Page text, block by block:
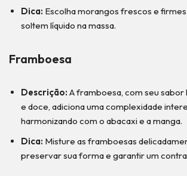
Dica: Escolha morangos frescos e
soltem líquido na massa.
Framboesa
Descrição: A framboesa, com seu
e doce, adiciona uma complexidade
harmonizando com o abacaxi e a manga.
Dica: Misture as framboesas
preservar sua forma e garantir um